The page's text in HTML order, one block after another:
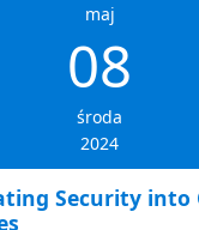
maj
08
środa
2024
Security into